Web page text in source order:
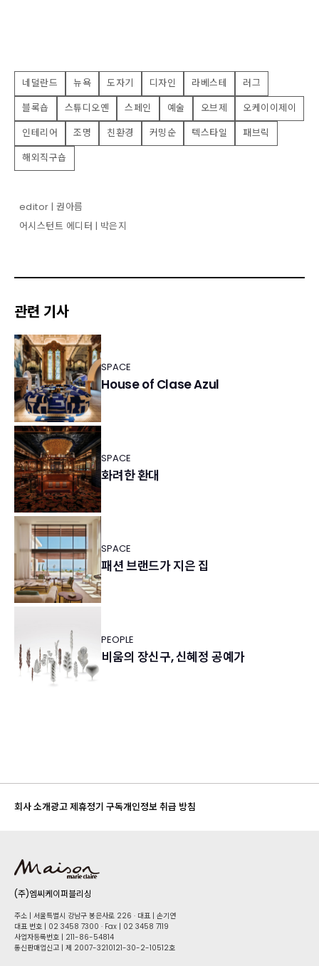
네덜란드 뉴욕 도자기 디자인 라베스테
러그
블록숍
스튜디오옌 스페인 예술 오브제
오케이이제이
인테리어
조명 친환경 커밍순 텍스타일
패브릭
해외직구숍
editor | 권아름
어시스턴트 에디터 | 박은지
관련 기사
SPACE
House of Clase Azul
SPACE
화려한 환대
SPACE
패션 브랜드가 지은 집
PEOPLE
비움의 장신구, 신혜정 공예가
회사 소개광고 제휴정기 구독개인정보 취급 방침
(주)엠씨케이퍼블리싱
주소 | 서울특별시 강남구 봉은사로 226 · 대표 | 손기연
대표 번호 | 02 34​58 7300 · Fax | 02 34​58 7119
사업자등록번호 | 211-86-5​4814
통신판매업신고 | 제 2007-3210121-30-2-10512호